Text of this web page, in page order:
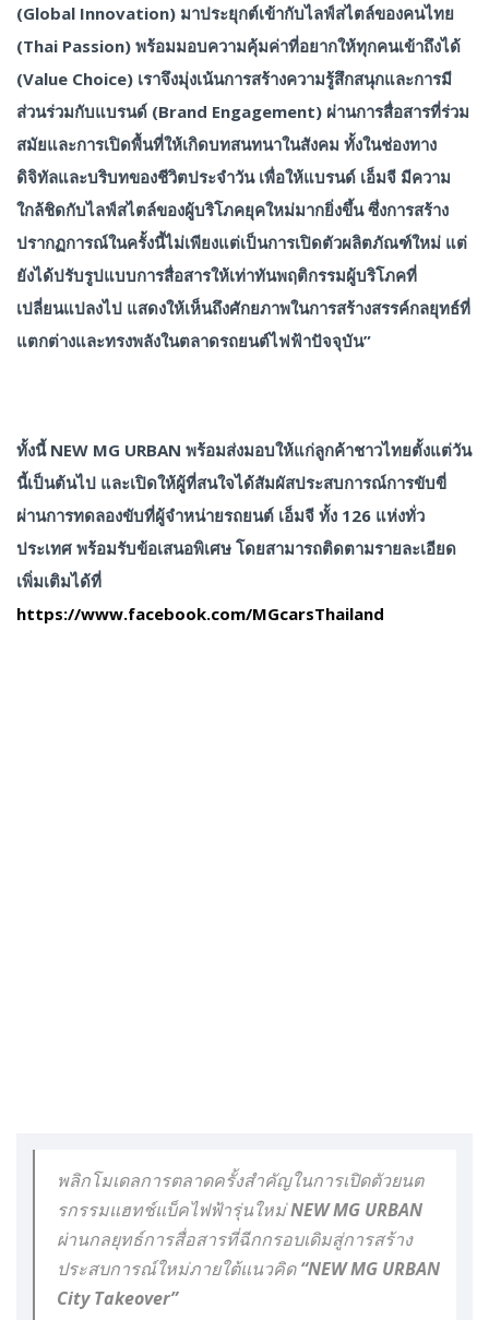
(Global Innovation) มาประยุกต์เข้ากับไลฟ์สไตล์ของคนไทย
(Thai Passion) พร้อมมอบความคุ้มค่าที่อยากให้ทุกคนเข้าถึงได้
(Value Choice) เราจึงมุ่งเน้นการสร้างความรู้สึกสนุกและการมี
ส่วนร่วมกับแบรนด์ (Brand Engagement) ผ่านการสื่อสารที่ร่วม
สมัยและการเปิดพื้นที่ให้เกิดบทสนทนาในสังคม ทั้งในช่องทาง
ดิจิทัลและบริบทของชีวิตประจำวัน เพื่อให้แบรนด์ เอ็มจี มีความ
ใกล้ชิดกับไลฟ์สไตล์ของผู้บริโภคยุคใหม่มากยิ่งขึ้น ซึ่งการสร้าง
ปรากฏการณ์ในครั้งนี้ไม่เพียงแต่เป็นการเปิดตัวผลิตภัณฑ์ใหม่ แต่
ยังได้ปรับรูปแบบการสื่อสารให้เท่าทันพฤติกรรมผู้บริโภคที่
เปลี่ยนแปลงไป แสดงให้เห็นถึงศักยภาพในการสร้างสรรค์กลยุทธ์ที่
แตกต่างและทรงพลังในตลาดรถยนต์ไฟฟ้าปัจจุบัน”
ทั้งนี้ NEW MG URBAN พร้อมส่งมอบให้แก่ลูกค้าชาวไทยตั้งแต่วัน
นี้เป็นต้นไป และเปิดให้ผู้ที่สนใจได้สัมผัสประสบการณ์การขับขี่
ผ่านการทดลองขับที่ผู้จำหน่ายรถยนต์ เอ็มจี ทั้ง 126 แห่งทั่ว
ประเทศ พร้อมรับข้อเสนอพิเศษ โดยสามารถติดตามรายละเอียด
เพิ่มเติมได้ที่
https://www.facebook.com/MGcarsThailand
พลิกโมเดลการตลาดครั้งสำคัญในการเปิดตัวยนต
รกรรมแฮทช์แบ็คไฟฟ้ารุ่นใหม่ NEW MG URBAN
ผ่านกลยุทธ์การสื่อสารที่ฉีกกรอบเดิมสู่การสร้าง
ประสบการณ์ใหม่ภายใต้แนวคิด “NEW MG URBAN
City Takeover”